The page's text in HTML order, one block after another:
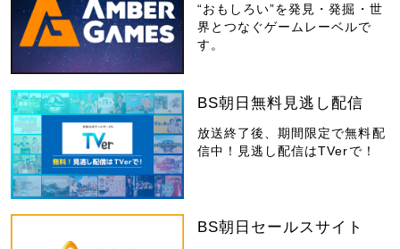
“おもしろい”を発見・発掘・世
界とつなぐゲームレーベルで
す。
BS朝日無料見逃し配信
放送終了後、期間限定で無料配
信中！見逃し配信はTVerで！
BS朝日セールスサイト